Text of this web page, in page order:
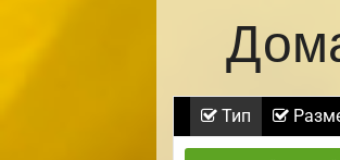
Тип